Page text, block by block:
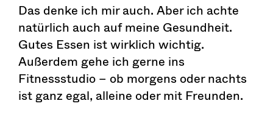
Das denke ich mir auch. Aber ich achte
natürlich auch auf meine Gesundheit.
Gutes Essen ist wirklich wichtig.
Außerdem gehe ich gerne ins
Fitnessstudio – ob morgens oder nachts
ist ganz egal, alleine oder mit Freunden.